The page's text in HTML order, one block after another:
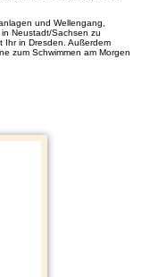
und Wellengang,
Neustadt/Sachsen zu
Ihr in Dresden. Außerdem
zum Schwimmen am Morgen